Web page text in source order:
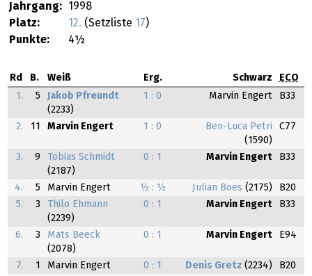
Jahrgang:
1998
Platz:
12. (Setzliste 17)
Punkte:
4½
Rd B. Weiß Erg. Schwarz
ECO
1.
5
Jakob Pfreundt
(2233)
1 : 0 Marvin Engert B33
2. 11 Marvin Engert 1 : 0
Ben-Luca Petri
(1590)
C77
3. 9
Tobias Schmidt
(2187)
0 : 1 Marvin Engert B33
4. 5 Marvin Engert ½ : ½ Julian Boes (2175)
B20
5.
3
Thilo Ehmann
(2239)
0 : 1 Marvin Engert B33
6. 3
Mats Beeck
(2078)
0 : 1 Marvin Engert E94
7. 1 Marvin Engert 0 : 1 Denis Gretz (2234) B20